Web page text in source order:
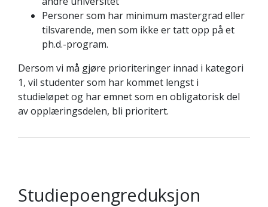
Personer som har minimum mastergrad eller
tilsvarende, men som ikke er tatt opp på et
ph.d.-program.
Dersom vi må gjøre prioriteringer innad i kategori
1, vil studenter som har kommet lengst i
studieløpet og har emnet som en obligatorisk del
av opplæringsdelen, bli prioritert.
Studiepoengreduksjon